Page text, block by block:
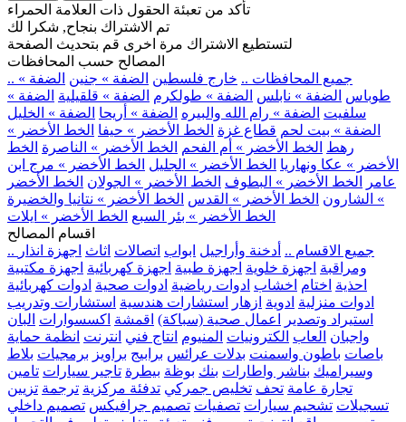
تأكد من تعبئة الحقول ذات العلامة الحمراء
تم الاشتراك بنجاح, شكرا لك
لتستطيع الاشتراك مرة اخرى قم بتحديث الصفحة
المصالح حسب المحافظات
.. جميع المحافظات .. خارج فلسطين الضفة » جنين الضفة »
طوباس الضفة » نابلس الضفة » طولكرم الضفة » قلقيلية الضفة »
سلفيت الضفة » رام الله والبيره الضفة » أريحا الضفة » الخليل
الضفة » بيت لحم قطاع غزة الخط الأخضر » حيفا الخط الأخضر »
رهط الخط الأخضر » أم الفحم الخط الأخضر » الناصرة الخط
الأخضر » عكا ونهاريا الخط الأخضر » الجليل الخط الأخضر » مرج ابن
عامر
الخط الأخضر » البطوف الخط الأخضر » الجولان الخط الأخضر
» الشارون الخط الأخضر » القدس الخط الأخضر » نتانيا والخضيرة
الخط الأخضر » بئر السبع الخط الأخضر » ايلات
اقسام المصالح
.. جميع الاقسام .. أدخنة وأراجيل ابواب اتصالات اثاث اجهزة انذار
ومراقبة اجهزة خلوية اجهزة طبية اجهزة كهربائية اجهزة مكتبية
احذية اختام اخشاب ادوات رياضية ادوات صحية ادوات كهربائية
ادوات منزلية ادوية ازهار استشارات هندسية استشارات وتدريب
استيراد وتصدير
اعمال صحية (سباكة) اقمشة اكسسوارات البان
واجبان العاب الكترونيات المنيوم انتاج فني انترنت انظمة حماية
باصات باطون واسمنت بدلات عرائس برابيج براويز برمجيات بلاط
وسيراميك بناشر واطارات بنك بوظة بيطرة تاجير سيارات تامين
تجارة عامة تحف تخليص جمركي تدفئة مركزية ترجمة تزيين
تسجيلات تشحيم سيارات تصفيات تصميم جرافيكس تصميم داخلي